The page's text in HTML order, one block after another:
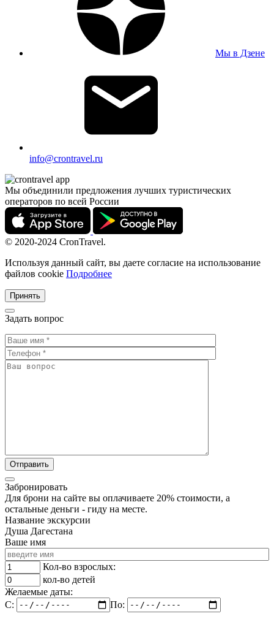
Мы в Дзене
info@crontravel.ru
Мы объединили предложения лучших туристических
операторов по всей России
© 2020-2024 CronTravel.
Используя данный сайт, вы даете согласие на использование
файлов cookie Подробнее
Принять
Задать вопрос
Забронировать
Для брони на сайте вы оплачиваете 20% стоимости, а
остальные деньги - гиду на месте.
Название экскурсии
Душа Дагестана
Ваше имя
Кол-во взрослых:
кол-во детей
Желаемые даты:
C:
По: